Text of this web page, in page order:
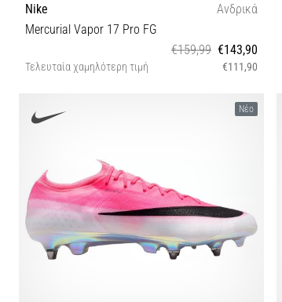
Nike
Ανδρικά
Mercurial Vapor 17 Pro FG
€159,99 €143,90
Τελευταία χαμηλότερη τιμή €111,90
Νέο